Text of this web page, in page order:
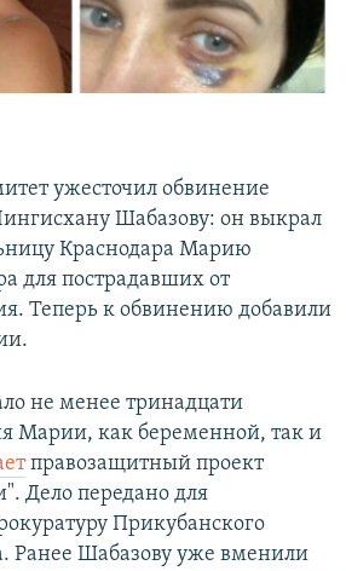
ужесточил обвинение
Шабазову: он выкрал
Краснодара Марию
для пострадавших от
Теперь к обвинению добавили
не менее тринадцати
Марии, как беременной, так и
правозащитный проект
Дело передано для
Прикубанского
Ранее Шабазову уже вменили